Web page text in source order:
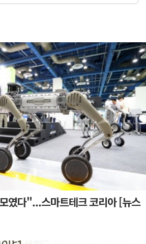
였다"...스마트테크 코리아 [뉴스